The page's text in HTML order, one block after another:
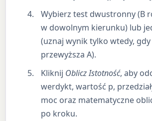
Wybierz test dwustronny (B
w dowolnym kierunku) lub
(uznaj wynik tylko wtedy, gdy
przewyższa A).
Kliknij Oblicz Istotność, aby
werdykt, wartość p,
moc oraz matematyczne
po kroku.